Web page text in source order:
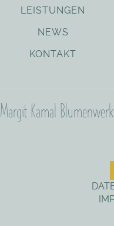
LEISTUNGEN
NEWS
KONTAKT
Margit Kamal